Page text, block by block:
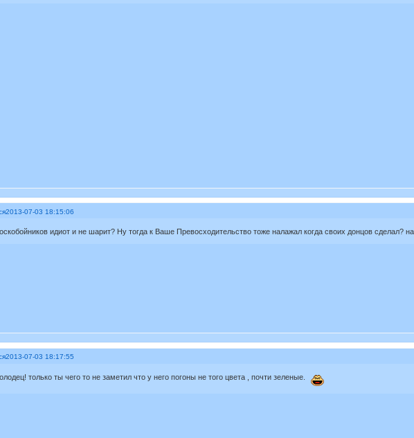
2013-07-03 18:15:06
идиот и не шарит? Ну тогда к Ваше Превосходительство тоже налажал когда своих донцов сделал?
2013-07-03 18:17:55
только ты чего то не заметил что у него погоны не того цвета , почти зеленые.